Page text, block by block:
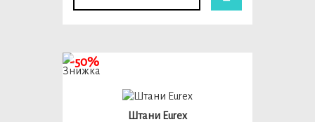
Штани Eurex
-50%